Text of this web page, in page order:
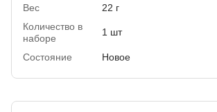
Вес
22 г
Количество в
наборе
1 шт
Состояние Новое